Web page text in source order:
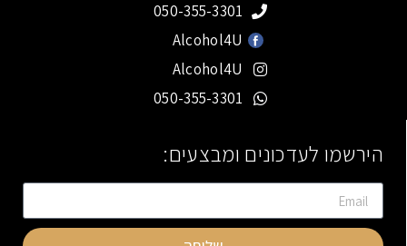
050-355-3301
Alcohol4U
Alcohol4U
050-355-3301
הירשמו לעדכונים ומבצעים: